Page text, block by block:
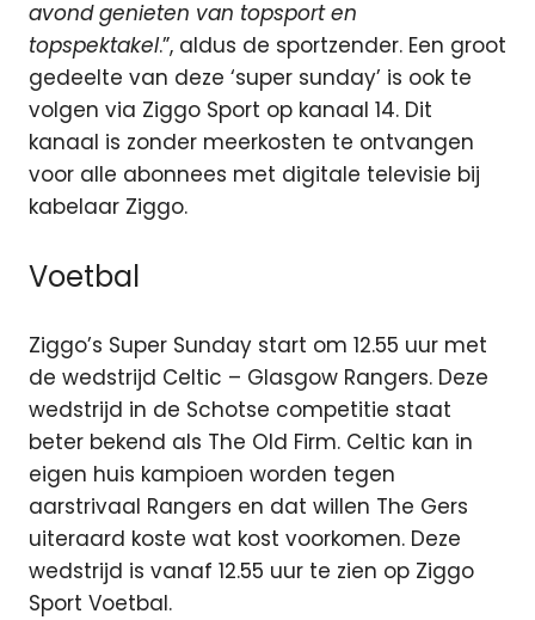
avond genieten van topsport en
topspektakel.”, aldus de sportzender. Een groot
gedeelte van deze ‘super sunday’ is ook te
volgen via Ziggo Sport op kanaal 14. Dit
kanaal is zonder meerkosten te ontvangen
voor alle abonnees met digitale televisie bij
kabelaar Ziggo.
Voetbal
Ziggo’s Super Sunday start om 12.55 uur met
de wedstrijd Celtic – Glasgow Rangers. Deze
wedstrijd in de Schotse competitie staat
beter bekend als The Old Firm. Celtic kan in
eigen huis kampioen worden tegen
aarstrivaal Rangers en dat willen The Gers
uiteraard koste wat kost voorkomen. Deze
wedstrijd is vanaf 12.55 uur te zien op Ziggo
Sport Voetbal.